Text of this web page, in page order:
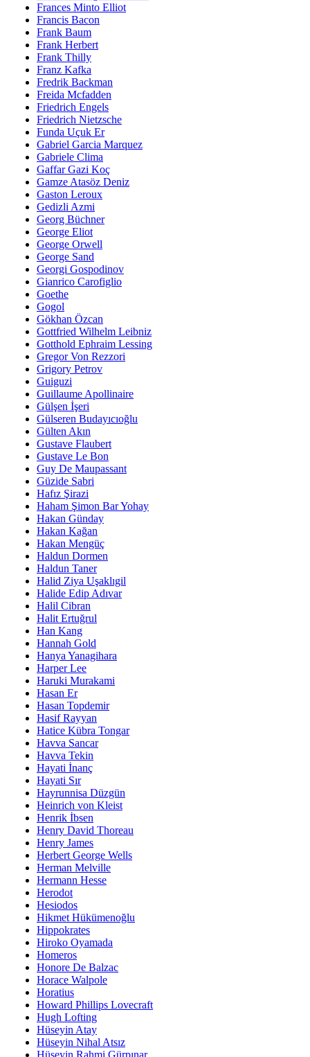
Frances Minto Elliot
Francis Bacon
Frank Baum
Frank Herbert
Frank Thilly
Franz Kafka
Fredrik Backman
Freida Mcfadden
Friedrich Engels
Friedrich Nietzsche
Funda Uçuk Er
Gabriel Garcia Marquez
Gabriele Clima
Gaffar Gazi Koç
Gamze Atasöz Deniz
Gaston Leroux
Gedizli Azmi
Georg Büchner
George Eliot
George Orwell
George Sand
Georgi Gospodinov
Gianrico Carofiglio
Goethe
Gogol
Gökhan Özcan
Gottfried Wilhelm Leibniz
Gotthold Ephraim Lessing
Gregor Von Rezzori
Grigory Petrov
Guiguzi
Guillaume Apollinaire
Gülşen İşeri
Gülseren Budayıcıoğlu
Gülten Akın
Gustave Flaubert
Gustave Le Bon
Guy De Maupassant
Güzide Sabri
Hafız Şirazi
Haham Şimon Bar Yohay
Hakan Günday
Hakan Kağan
Hakan Mengüç
Haldun Dormen
Haldun Taner
Halid Ziya Uşaklıgil
Halide Edip Adıvar
Halil Cibran
Halit Ertuğrul
Han Kang
Hannah Gold
Hanya Yanagihara
Harper Lee
Haruki Murakami
Hasan Er
Hasan Topdemir
Hasif Rayyan
Hatice Kübra Tongar
Havva Sancar
Havva Tekin
Hayati İnanç
Hayati Sır
Hayrunnisa Düzgün
Heinrich von Kleist
Henrik İbsen
Henry David Thoreau
Henry James
Herbert George Wells
Herman Melville
Hermann Hesse
Herodot
Hesiodos
Hikmet Hükümenoğlu
Hippokrates
Hiroko Oyamada
Homeros
Honore De Balzac
Horace Walpole
Horatius
Howard Phillips Lovecraft
Hugh Lofting
Hüseyin Atay
Hüseyin Nihal Atsız